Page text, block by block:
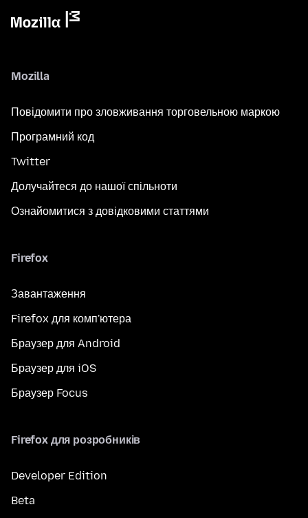
Mozilla
Повідомити про зловживання торговельною маркою
Програмний код
Twitter
Долучайтеся до нашої спільноти
Ознайомитися з довідковими статтями
Firefox
Завантаження
Firefox для комп'ютера
Браузер для Android
Браузер для iOS
Браузер Focus
Firefox для розробників
Developer Edition
Beta